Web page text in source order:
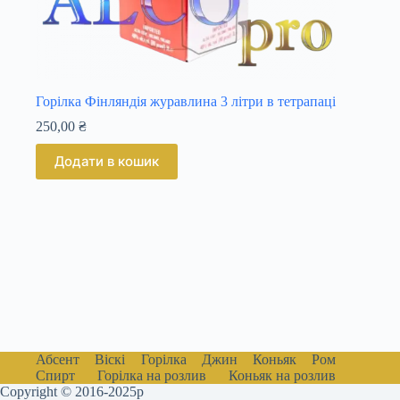
Горілка Фінляндія журавлина 3 літри в тетрапаці
250,00 ₴
Додати в кошик
Абсент Віскі Горілка Джин Коньяк
Ром
Спирт
Горілка на розлив
Коньяк на розлив
Copyright © 2016-2025р